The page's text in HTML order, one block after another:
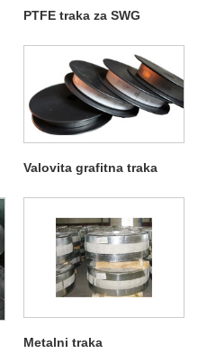
PTFE traka za SWG
Valovita grafitna traka
Metalni traka